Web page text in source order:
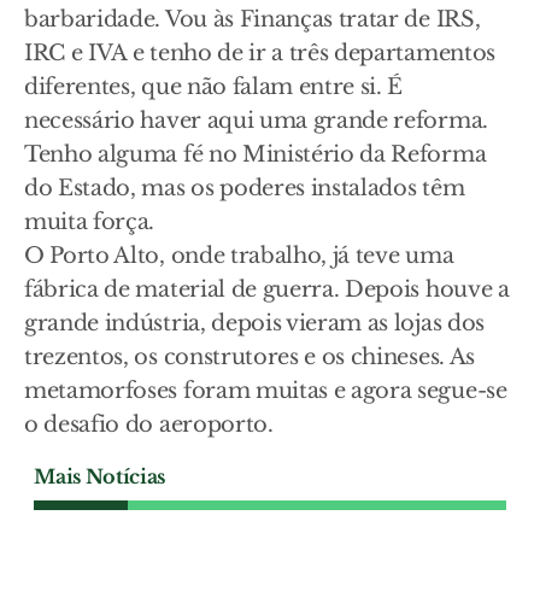
barbaridade. Vou às Finanças tratar de IRS,
IRC e IVA e tenho de ir a três departamentos
diferentes, que não falam entre si. É
necessário haver aqui uma grande reforma.
Tenho alguma fé no Ministério da Reforma
do Estado, mas os poderes instalados têm
muita força.
O Porto Alto, onde trabalho, já teve uma
fábrica de material de guerra. Depois houve a
grande indústria, depois vieram as lojas dos
trezentos, os construtores e os chineses. As
metamorfoses foram muitas e agora segue-se
o desafio do aeroporto.
Mais Notícias